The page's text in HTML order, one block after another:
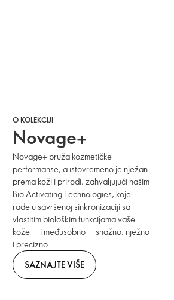
O KOLEKCIJI
Novage+
Novage+ pruža kozmetičke
performanse, a istovremeno je nježan
prema koži i prirodi, zahvaljujući našim
Bio Activating Technologies, koje
rade u savršenoj sinkronizaciji sa
vlastitim biološkim funkcijama vaše
kože — i međusobno — snažno, nježno
i precizno.
SAZNAJTE VIŠE